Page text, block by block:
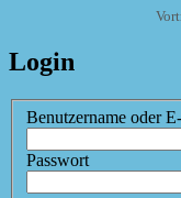
Login
Benutzername oder
Passwort